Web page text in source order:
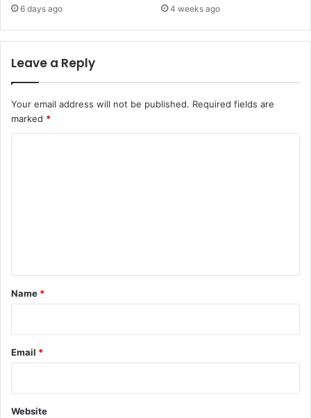
6 days ago 4 weeks ago
Leave a Reply
Your email address will not be published. Required fields are
marked *
*
Name *
Email *
Website